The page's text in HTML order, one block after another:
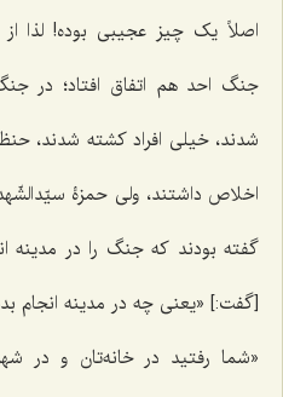
اصلاً یک چیز عجیبی بوده! لذا
جنگ احد هم اتفاق افتاد؛ در
شدند، خیلی افراد کشته شدند،
اخلاص داشتند، ولی حمزۀ
گفته بودند که جنگ را در مدینه
[گفت:] «یعنی چه در مدینه انجام
«شما رفتید در خانه‌تان و در